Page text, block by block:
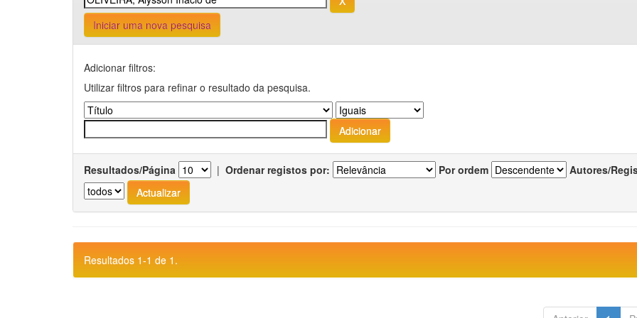
Iniciar uma nova pesquisa
Adicionar filtros:
Utilizar filtros para refinar o resultado da pesquisa.
Resultados/Página | Ordenar registos por: Por ordem Autores/
Resultados 1-1 de 1.